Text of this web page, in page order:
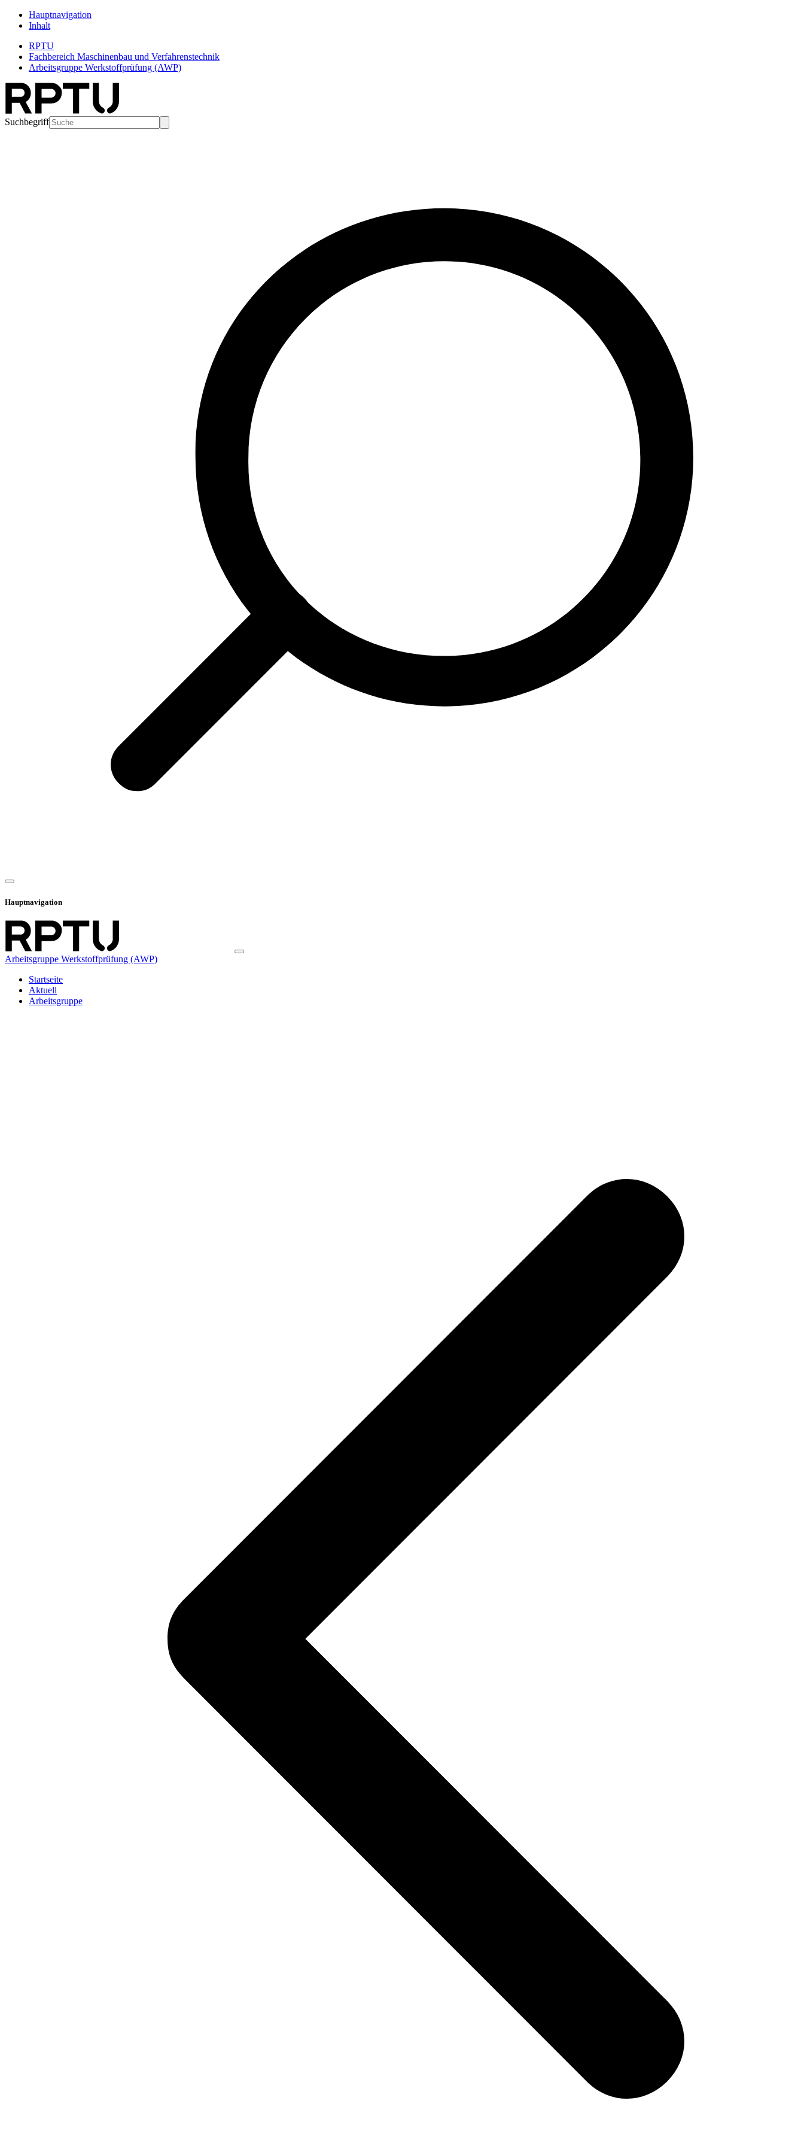
Hauptnavigation
Inhalt
RPTU
Fachbereich Maschinenbau und Verfahrenstechnik
Arbeitsgruppe Werkstoffprüfung (AWP)
Suchbegriff
Hauptnavigation
Arbeitsgruppe Werkstoffprüfung (AWP)
Startseite
Aktuell
Arbeitsgruppe